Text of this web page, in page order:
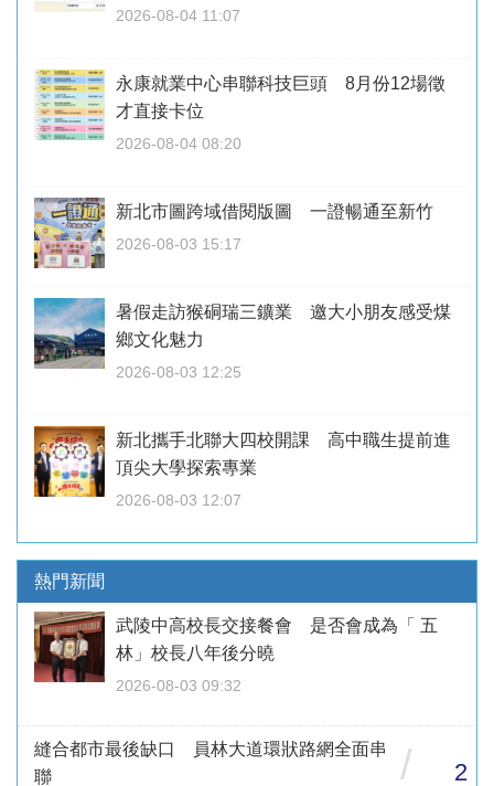
2026-08-04 11:07
永康就業中心串聯科技巨頭 8月份12場徵
才直接卡位
2026-08-04 08:20
新北市圖跨域借閱版圖 一證暢通至新竹
2026-08-03 15:17
暑假走訪猴硐瑞三鑛業 邀大小朋友感受煤
鄉文化魅力
2026-08-03 12:25
新北攜手北聯大四校開課 高中職生提前進
頂尖大學探索專業
2026-08-03 12:07
熱門新聞
武陵中高校長交接餐會 是否會成為「 五
林」校長八年後分曉
2026-08-03 09:32
縫合都市最後缺口 員林大道環狀路網全面串
聯
/ 2